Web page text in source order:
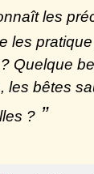
les
les
Quelque
les bêtes
?